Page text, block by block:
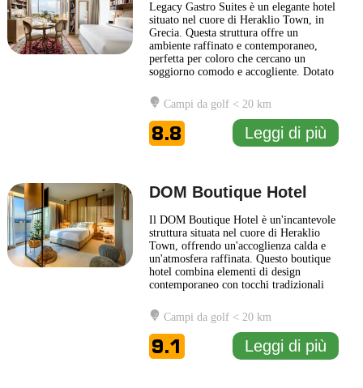
Legacy Gastro Suites è un elegante hotel
situato nel cuore di Heraklio Town, in
Grecia. Questa struttura offre un
ambiente raffinato e contemporaneo,
perfetta per coloro che cercano un
soggiorno comodo e accogliente. Dotato
combina il comfort con un design unico,
fornendo un rifugio ideale per esplorare
le meraviglie storiche e culturali della
città. Uno degli
... Leggi di più
Campi da golf < 20 km
8.8 Leggi di più
DOM Boutique Hotel
Il DOM Boutique Hotel è un'incantevole
struttura situata nel cuore di Heraklio
Town, offrendo un'accoglienza calda e
un'atmosfera raffinata. Questo boutique
hotel combina elementi di design
contemporaneo con tocchi tradizionali
suggestivo per ogni ospite. Gli interni
sono caratterizzati da decorazioni
eleganti e arredi curati, pensati per
garantire un soggiorno all'insegna
...
Leggi di più
Campi da golf < 20 km
9.1 Leggi di più